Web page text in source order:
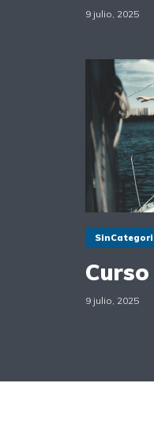
9 julio, 2025
9 julio, 2025